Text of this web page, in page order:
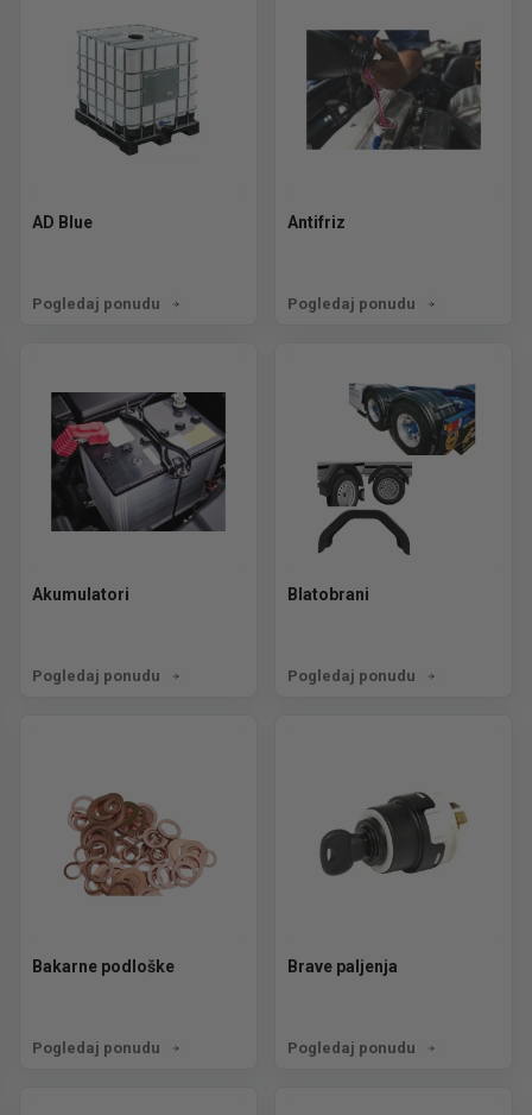
AD Blue
Pogledaj ponudu
Antifriz
Pogledaj ponudu
Akumulatori
Pogledaj ponudu
Blatobrani
Pogledaj ponudu
Bakarne podloške
Pogledaj ponudu
Brave paljenja
Pogledaj ponudu